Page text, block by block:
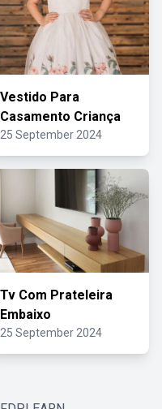
Vestido Para
Casamento Criança
25 September 2024
Tv Com Prateleira
Embaixo
25 September 2024